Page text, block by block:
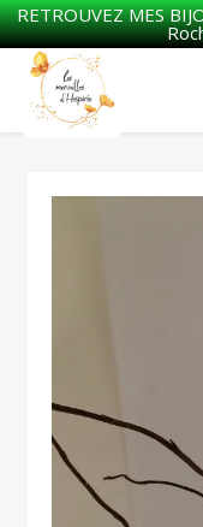
RETROUVEZ MES